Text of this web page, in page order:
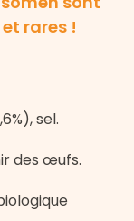
rares !
sel.
des œufs.